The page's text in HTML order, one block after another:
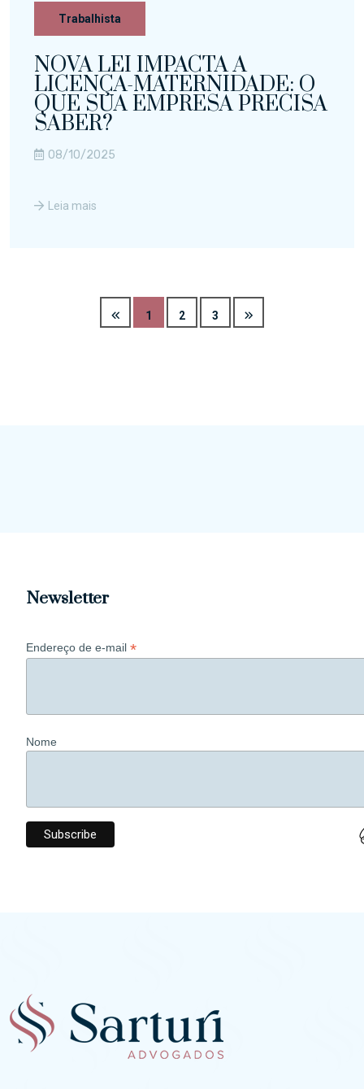
Trabalhista
NOVA LEI IMPACTA A
LICENÇA-MATERNIDADE: O
QUE SUA EMPRESA PRECISA
SABER?
08/10/2025
Leia mais
1 2 3
Newsletter
Endereço de e-mail *
Nome